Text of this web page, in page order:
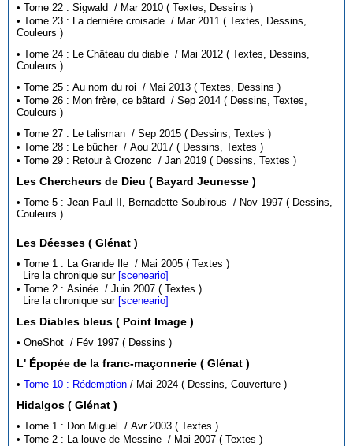
• Tome 22 : Sigwald / Mar 2010 ( Textes, Dessins )
• Tome 23 : La dernière croisade / Mar 2011 ( Textes, Dessins,
Couleurs )
• Tome 24 : Le Château du diable / Mai 2012 ( Textes, Dessins,
Couleurs )
• Tome 25 : Au nom du roi / Mai 2013 ( Textes, Dessins )
• Tome 26 : Mon frère, ce bâtard / Sep 2014 ( Dessins, Textes,
Couleurs )
• Tome 27 : Le talisman / Sep 2015 ( Dessins, Textes )
• Tome 28 : Le bûcher / Aou 2017 ( Dessins, Textes )
• Tome 29 : Retour à Crozenc / Jan 2019 ( Dessins, Textes )
Les Chercheurs de Dieu ( Bayard Jeunesse )
• Tome 5 : Jean-Paul II, Bernadette Soubirous / Nov 1997 ( Dessins,
Couleurs )
Les Déesses ( Glénat )
• Tome 1 : La Grande Ile / Mai 2005 ( Textes )
Lire la chronique sur [sceneario]
• Tome 2 : Asinée / Juin 2007 ( Textes )
Lire la chronique sur [sceneario]
Les Diables bleus ( Point Image )
• OneShot / Fév 1997 ( Dessins )
L' Épopée de la franc-maçonnerie ( Glénat )
•Tome 10 : Rédemption / Mai 2024 ( Dessins, Couverture )
Hidalgos ( Glénat )
• Tome 1 : Don Miguel / Avr 2003 ( Textes )
• Tome 2 : La louve de Messine / Mai 2007 ( Textes )